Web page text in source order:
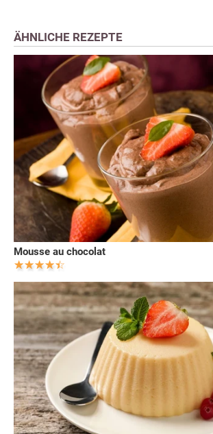
ÄHNLICHE REZEPTE
Mousse au chocolat